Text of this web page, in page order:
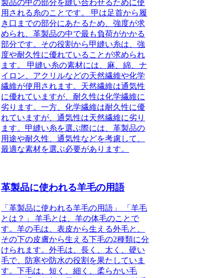
製品の甲の部分を縫い合わせるために使
用される糸のことです。 甲は足首から履
き口までの部分にあたるため、強度が求
められ、革製品の中で最も負荷がかかる
部分です。その役割から甲縫い糸は、強
度や耐久性に優れていることが求められ
ます。 甲縫い糸の素材には、麻、綿、ナ
イロン、アクリルなどの天然繊維や化学
繊維が使用されます。天然繊維は通気性
に優れていますが、耐久性は化学繊維に
劣ります。一方、化学繊維は耐久性に優
れていますが、通気性は天然繊維に劣り
ます。甲縫い糸を選ぶ際には、革製品の
用途や耐久性、通気性などを考慮して、
最適な素材を選ぶ必要があります。
革製品に使われる羊毛の用語
「革製品に使われる羊毛の用語」 「羊毛
とは？」 羊毛とは、羊の体毛のことで
す。羊の毛は、表皮から生える外毛と、
その下の皮膚から生える下毛の2種類に分
けられます。外毛は、長く、太く、硬い
毛で、防寒や防水の役割を果たしていま
す。下毛は、短く、細く、柔らかい毛